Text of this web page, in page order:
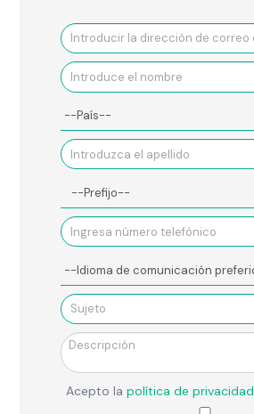
Acepto la política de privacidad